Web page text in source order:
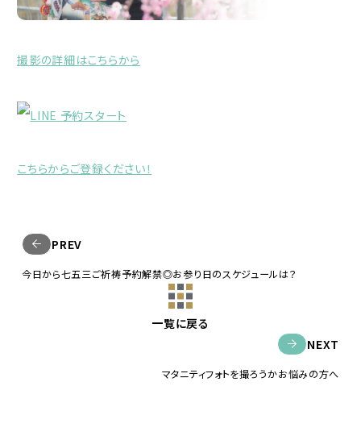
撮影の詳細はこちらから
こちらからご登録ください！
PREV
今日から七五三ご祈祷予約解禁◎お参り日のスケジュールは？
一覧に戻る
NEXT
マタニティフォトを撮ろうかお悩みの方へ